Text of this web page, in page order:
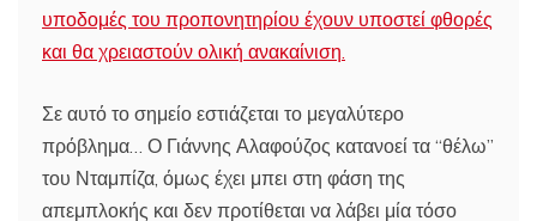
υποδομές του προπονητηρίου έχουν υποστεί φθορές
και θα χρειαστούν ολική ανακαίνιση.
Σε αυτό το σημείο εστιάζεται το μεγαλύτερο
πρόβλημα… Ο Γιάννης Αλαφούζος κατανοεί τα “θέλω”
του Νταμπίζα, όμως έχει μπει στη φάση της
απεμπλοκής και δεν προτίθεται να λάβει μία τόσο